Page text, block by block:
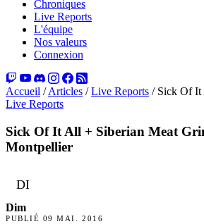
Chroniques
Live Reports
L'équipe
Nos valeurs
Connexion
Accueil / Articles / Live Reports / Sick Of It
Live Reports
Sick Of It All + Siberian Meat
Montpellier
DI
Dim
PUBLIÉ 09 MAI. 2016